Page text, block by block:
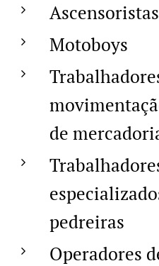
Ascensoristas
Motoboys
de
pedreiras
Operadores